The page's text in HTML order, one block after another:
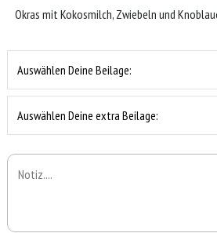
Okras mit Kokosmilch, Zwiebeln und
Auswählen Deine Beilage:
Auswählen Deine extra Beilage: